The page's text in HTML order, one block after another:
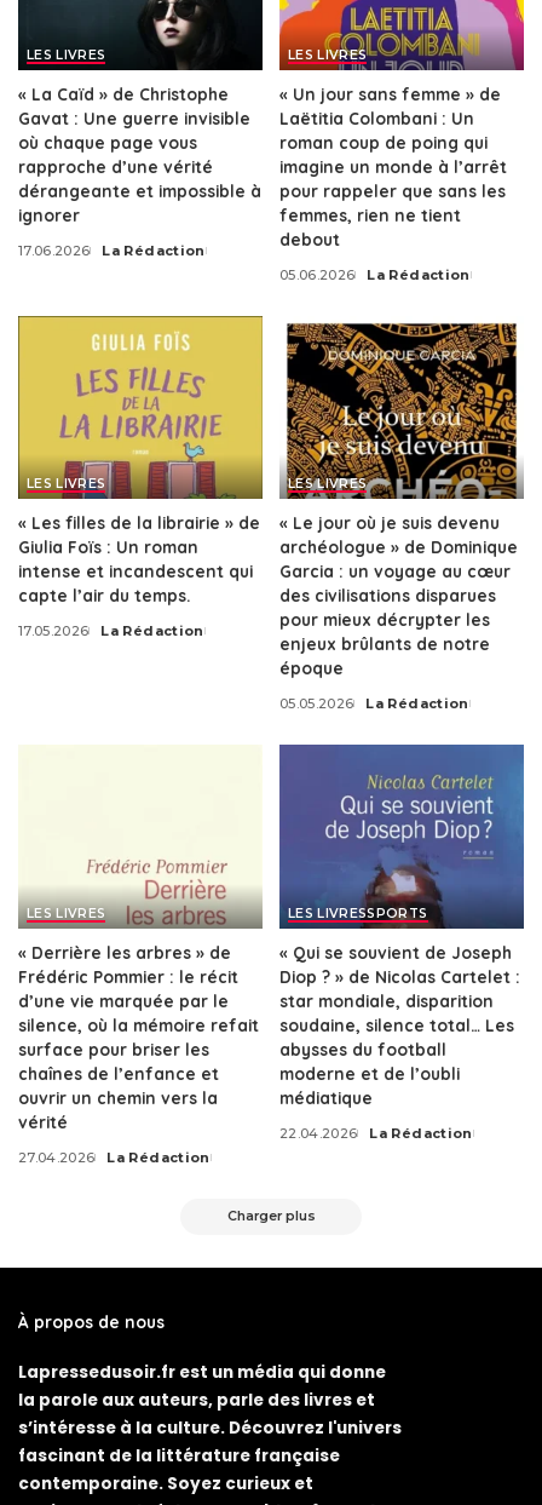
LES LIVRES
« La Caïd » de Christophe
Gavat : Une guerre invisible
où chaque page vous
rapproche d’une vérité
dérangeante et impossible à
ignorer
17.06.2026
Posted
La Rédaction
LES LIVRES
« Un jour sans femme » de
Laëtitia Colombani : Un
roman coup de poing qui
imagine un monde à l’arrêt
pour rappeler que sans les
femmes, rien ne tient
debout
05.06.2026
Posted
La Rédaction
LES LIVRES
« Les filles de la librairie » de
Giulia Foïs : Un roman
intense et incandescent qui
capte l’air du temps.
17.05.2026
Posted
La Rédaction
LES LIVRES
« Le jour où je suis devenu
archéologue » de Dominique
Garcia : un voyage au cœur
des civilisations disparues
pour mieux décrypter les
enjeux brûlants de notre
époque
05.05.2026
Posted
La Rédaction
LES LIVRES
« Derrière les arbres » de
Frédéric Pommier : le récit
d’une vie marquée par le
silence, où la mémoire refait
surface pour briser les
chaînes de l’enfance et
ouvrir un chemin vers la
vérité
27.04.2026
Posted
La Rédaction
LES LIVRESSPORTS
« Qui se souvient de Joseph
Diop ? » de Nicolas Cartelet :
star mondiale, disparition
soudaine, silence total… Les
abysses du football
moderne et de l’oubli
médiatique
22.04.2026
Posted
La Rédaction
Charger plus
À propos de nous
Lapressedusoir.fr est un média qui donne
la parole aux auteurs, parle des livres et
s’intéresse à la culture. Découvrez l'univers
fascinant de la littérature française
contemporaine. Soyez curieux et